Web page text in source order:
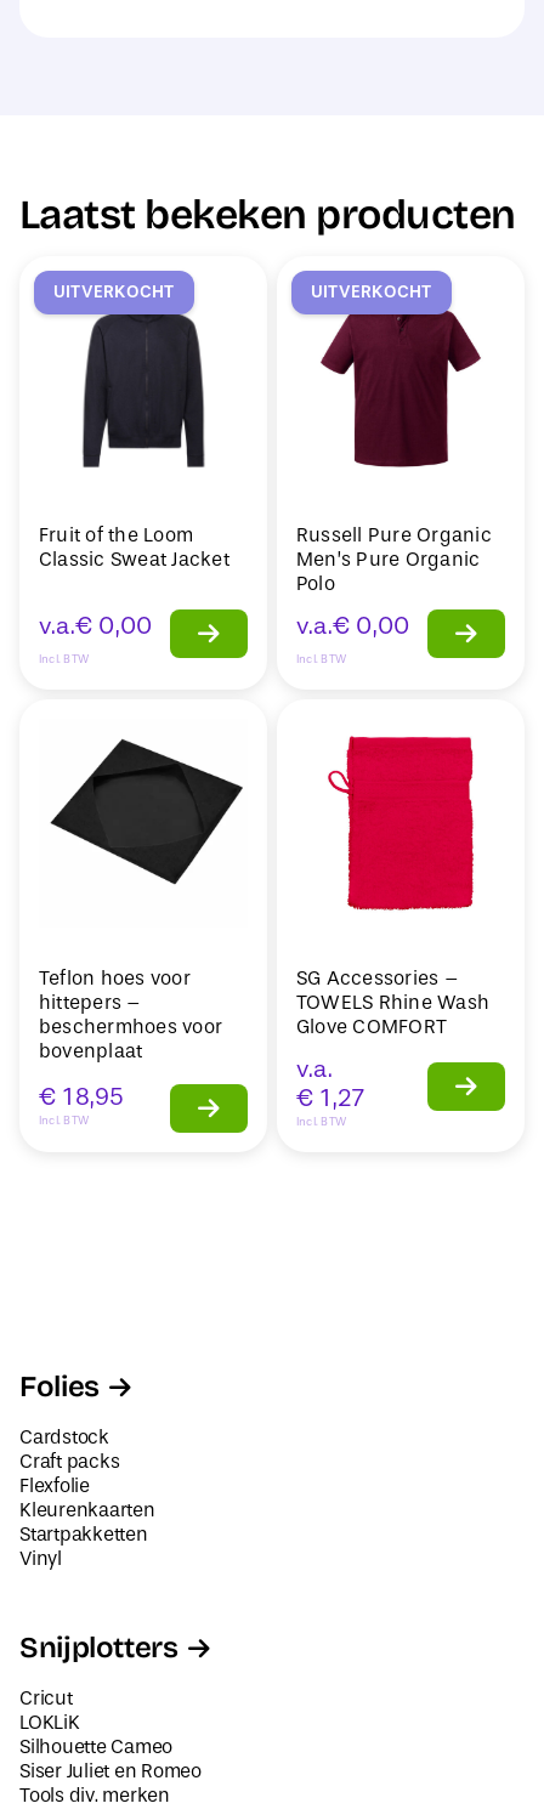
Laatst bekeken producten
UITVERKOCHT
Fruit of the Loom
Classic Sweat Jacket
v.a.€ 0,00
Incl. BTW
UITVERKOCHT
Russell Pure Organic
Men’s Pure Organic
Polo
v.a.€ 0,00
Incl. BTW
Teflon hoes voor
hittepers –
beschermhoes voor
bovenplaat
€ 18,95
Incl. BTW
SG Accessories –
TOWELS Rhine Wash
Glove COMFORT
v.a.
€ 1,27
Incl. BTW
Folies
Cardstock
Craft packs
Flexfolie
Kleurenkaarten
Startpakketten
Vinyl
Snijplotters
Cricut
LOKLiK
Silhouette Cameo
Siser Juliet en Romeo
Tools div. merken